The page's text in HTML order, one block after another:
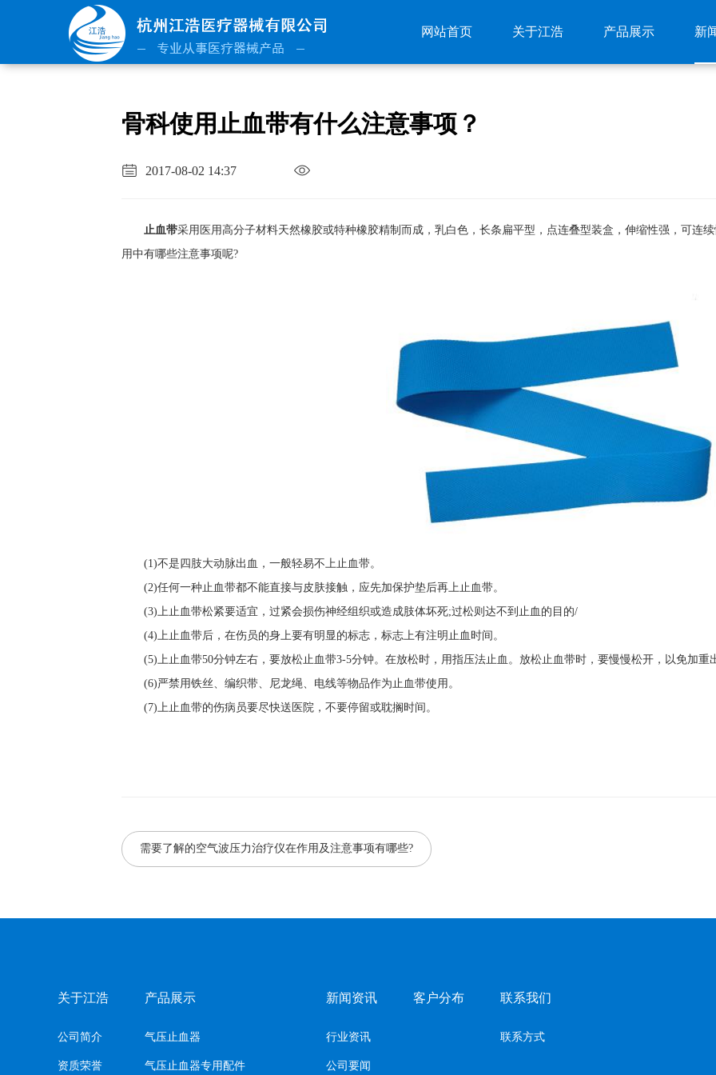
网站首页 关于江浩 产品展示 新
骨科使用止血带有什么注意事项？
2017-08-02 14:37
止血带采用医用高分子材料天然橡胶或特种橡胶精制而成，乳白色，长条扁平型，点连叠型装盒，伸缩性强，可连
用中有哪些注意事项呢?
(1)不是四肢大动脉出血，一般轻易不上止血带。
(2)任何一种止血带都不能直接与皮肤接触，应先加保护垫后再上止血带。
(3)上止血带松紧要适宜，过紧会损伤神经组织或造成肢体坏死;过松则达不到止血的目的/
(4)上止血带后，在伤员的身上要有明显的标志，标志上有注明止血时间。
(5)上止血带50分钟左右，要放松止血带3-5分钟。在放松时，用指压法止血。放松止血带时，要慢慢松开，以免加重
(6)严禁用铁丝、编织带、尼龙绳、电线等物品作为止血带使用。
(7)上止血带的伤病员要尽快送医院，不要停留或耽搁时间。
需要了解的空气波压力治疗仪在作用及注意事项有哪些?
关于江浩
公司简介
资质荣誉
产品展示
气压止血器
气压止血器专用配件
新闻资讯
行业资讯
公司要闻
客户分布 联系我们
联系方式